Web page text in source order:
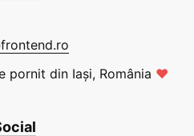
pornit din Iași, România ❤